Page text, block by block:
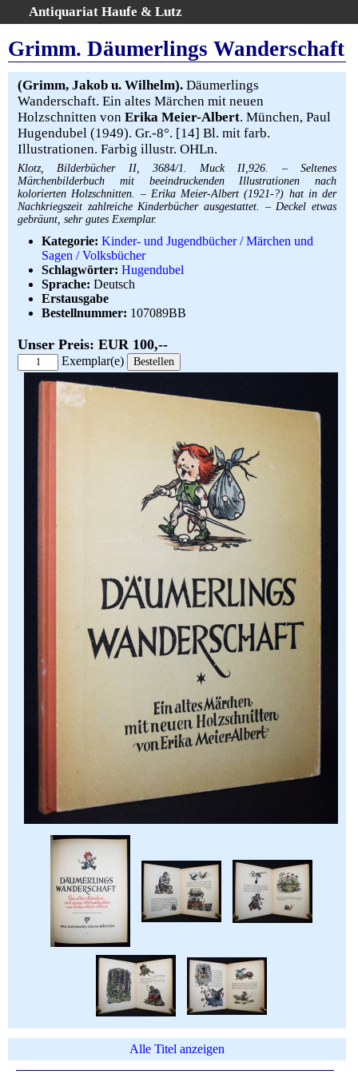
Antiquariat Haufe & Lutz
Home
Gesamtbestand
Erweiterte Suche
Kategorien
Schlagwörter
Warenkorb
AGB
Widerruf
Aktuelle Kataloge
Kontakt
Ankauf
Links
Impressum
Grimm. Däumerlings Wanderschaft
(Grimm, Jakob u. Wilhelm). Däumerlings
Wanderschaft. Ein altes Märchen mit neuen
Holzschnitten von Erika Meier-Albert. München, Paul
Hugendubel (1949). Gr.-8°. [14] Bl. mit farb.
Illustrationen. Farbig illustr. OHLn.
Klotz, Bilderbücher II, 3684/1. Muck II,926. – Seltenes
Märchenbilderbuch mit beeindruckenden Illustrationen nach
kolorierten Holzschnitten. – Erika Meier-Albert (1921-?) hat in der
Nachkriegszeit zahlreiche Kinderbücher ausgestattet. – Deckel etwas
gebräunt, sehr gutes Exemplar.
Kategorie: Kinder- und Jugendbücher / Märchen und
Sagen / Volksbücher
Schlagwörter: Hugendubel
Sprache: Deutsch
Erstausgabe
Bestellnummer: 107089BB
Unser Preis: EUR 100,--
Exemplar(e)
Alle Titel anzeigen